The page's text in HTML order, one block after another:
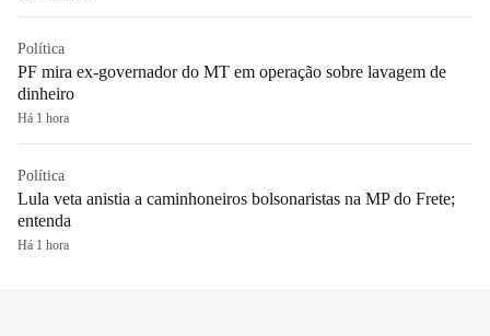
Política
PF mira ex-governador do MT em operação sobre lavagem de
dinheiro
Há 1 hora
Política
Lula veta anistia a caminhoneiros bolsonaristas na MP do Frete;
entenda
Há 1 hora